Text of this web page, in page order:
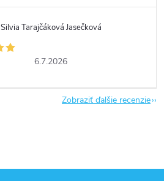
Silvia Tarajčáková Jasečková
6.7.2026
Zobraziť ďalšie recenzie